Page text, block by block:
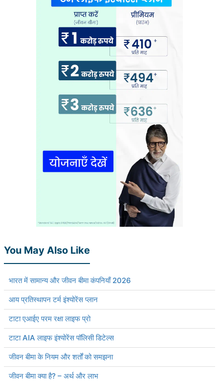
You May Also Like
भारत में सामान्य और जीवन बीमा कंपनियाँ 2026
आय प्रतिस्थापन टर्म इंश्योरेंस प्लान
टाटा एआईए परम रक्षा लाइफ प्रो
टाटा AIA लाइफ इंश्योरेंस पॉलिसी डिटेल्स
जीवन बीमा के नियम और शर्तों को समझना
जीवन बीमा क्या है? – अर्थ और लाभ